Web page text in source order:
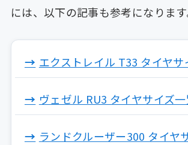
には、以下の記事も参考になります
エクストレイル T33 タイヤサ
ヴェゼル RU3 タイヤサイズ
ランドクルーザー300 タイヤ